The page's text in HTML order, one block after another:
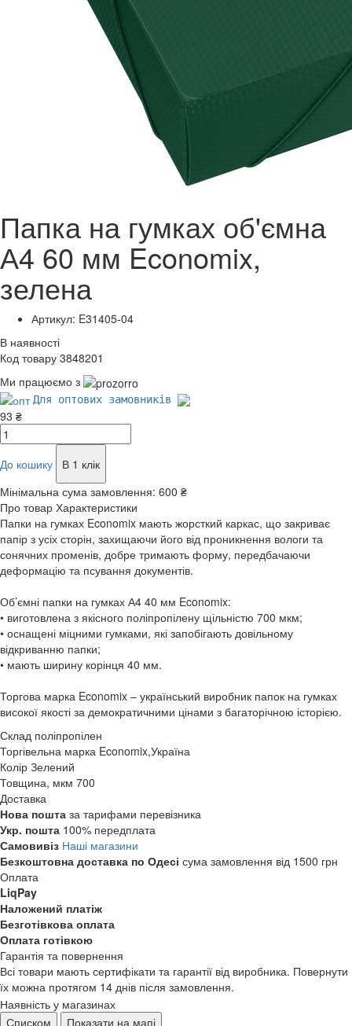
Папка на гумках об'ємна
А4 60 мм Economix,
зелена
Артикул: E31405-04
В наявності
Код товару 3848201
Ми працюємо з
Для оптових замовників
93 ₴
До кошику
В 1 клік
Мінімальна сума замовлення: 600 ₴
Про товар Характеристики
Папки на гумках Economix мають жорсткий каркас, що закриває
папір з усіх сторін, захищаючи його від проникнення вологи та
сонячних променів, добре тримають форму, передбачаючи
деформацію та псування документів.
Об’ємні папки на гумках А4 40 мм Economix:
• виготовлена з якісного поліпропілену щільністю 700 мкм;
• оснащені міцними гумками, які запобігають довільному
відкриванню папки;
• мають ширину корінця 40 мм.
Торгова марка Economix – український виробник папок на гумках
високої якості за демократичними цінами з багаторічною історією.
Склад поліпропілен
Торгівельна марка Economix,Україна
Колір Зелений
Товщина, мкм 700
Доставка
Нова пошта за тарифами перевізника
Укр. пошта 100% передплата
Самовивіз Наші магазини
Безкоштовна доставка по Одесі сума замовлення від 1500 грн
Оплата
LiqPay
Наложений платіж
Безготівкова оплата
Оплата готівкою
Гарантія та повернення
Всі товари мають сертифікати та гарантії від виробника. Повернути
їх можна протягом 14 днів після замовлення.
Наявність у магазинах
Списком
Показати на мапі